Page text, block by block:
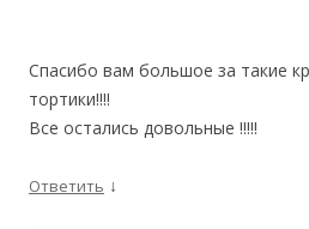
Спасибо вам большое за такие
тортики!!!!
Все остались довольные !!!!!
Ответить ↓